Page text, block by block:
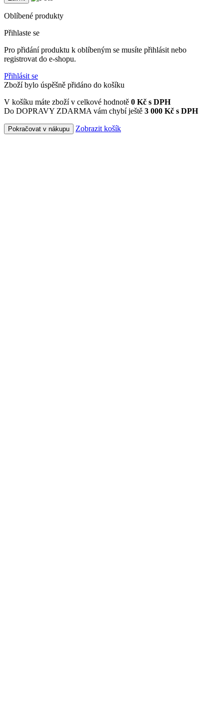
Oblíbené produkty
Přihlaste se
Pro přidání produktu k oblíbeným se musíte přihlásit nebo
registrovat do e-shopu.
Přihlásit se
Zboží bylo úspěšně přidáno do košíku
V košíku máte zboží v celkové hodnotě 0 Kč s DPH
Do DOPRAVY ZDARMA vám chybí ještě 3 000 Kč s DPH
Pokračovat v nákupu Zobrazit košík